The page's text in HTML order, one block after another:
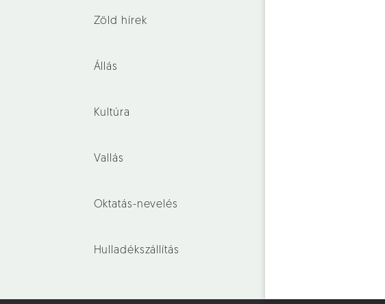
Zöld hírek
Állás
Kultúra
Vallás
Oktatás-nevelés
Hulladékszállítás